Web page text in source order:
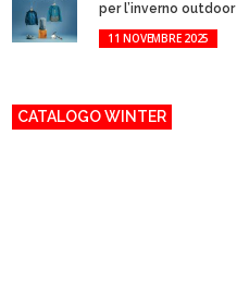
per l’inverno outdoor
11 NOVEMBRE 2025
CATALOGO WINTER